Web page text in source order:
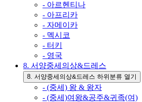
- 아르헨티나
- 아프리카
- 자메이카
- 멕시코
- 터키
- 영국
8. 서양중세의상&드레스
8. 서양중세의상&드레스 하위분류 열기
- (중세) 왕 & 왕자
- (중세)여왕&공주&귀족(여)